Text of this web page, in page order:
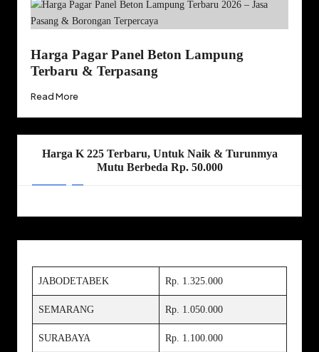
Harga Pagar Panel Beton Lampung
Terbaru & Terpasang
Read More
Harga K 225 Terbaru, Untuk Naik & Turunmya
Mutu Berbeda Rp. 50.000
JABODETABEK Rp. 1.325.000
SEMARANG Rp. 1.050.000
SURABAYA Rp. 1.100.000